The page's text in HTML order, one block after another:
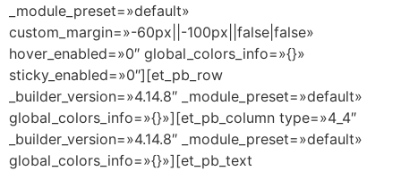
_module_preset=»default»
custom_margin=»-60px||-100px||false|false»
hover_enabled=»0″ global_colors_info=»{}»
sticky_enabled=»0″][et_pb_row
_builder_version=»4.14.8″ _module_preset=»default»
global_colors_info=»{}»][et_pb_column type=»4_4″
_builder_version=»4.14.8″ _module_preset=»default»
global_colors_info=»{}»][et_pb_text